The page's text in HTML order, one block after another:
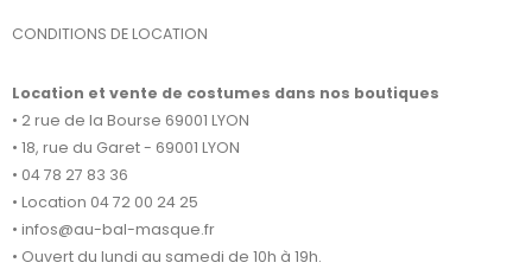
CONDITIONS DE LOCATION
Location et vente de costumes dans nos boutiques
• 2 rue de la Bourse 69001 LYON
• 18, rue du Garet - 69001 LYON
• 04 78 27 83 36
• Location 04 72 00 24 25
• infos@au-bal-masque.fr
• Ouvert du lundi au samedi de 10h à 19h.